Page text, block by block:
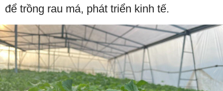
để trồng rau má, phát triển kinh tế.